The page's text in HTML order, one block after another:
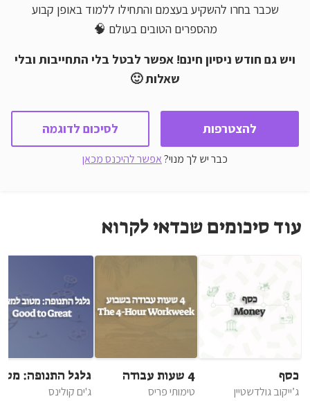
שכבר בחרו להשקיע בעצמם והתחילו ללמוד באופן קבוע
מהספרים הטובים בעולם 🧠
ויש גם חודש ניסיון חינם! אפשר לבטל בלי התחייבות ובלי
שאלות 🙂
להצטרפות לסיכום לדוגמה
כבר יש לך מנוי?אפשר להיכנס מכאן
עוד סיכומים שכדאי לקרוא
כסף
ג’ייקוב גולדשטיין
4 שעות עבודה
בשבוע
טימותי פריס
גלגל התנופה:
למצויין
ג'ים קולינס